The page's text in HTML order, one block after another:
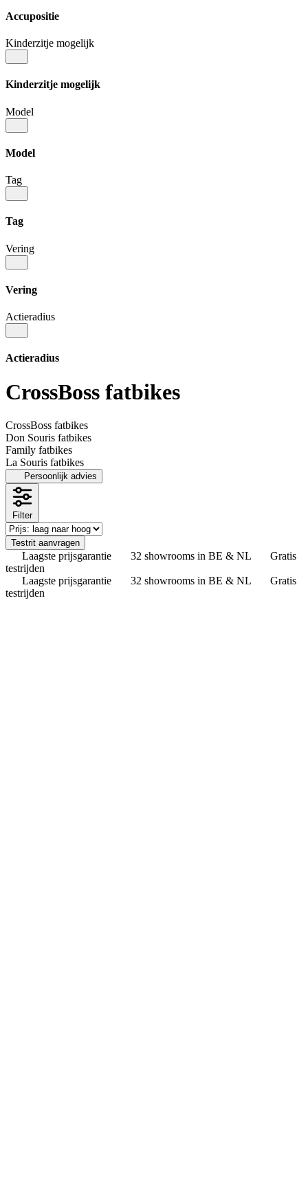
Accupositie
Kinderzitje mogelijk
Kinderzitje mogelijk
Model
Model
Tag
Tag
Vering
Vering
Actieradius
Actieradius
CrossBoss fatbikes
CrossBoss fatbikes
Don Souris fatbikes
Family fatbikes
La Souris fatbikes
Persoonlijk advies
Filter
Testrit aanvragen
Laagste prijsgarantie 32 showrooms in BE & NL
Gratis
testrijden
Laagste prijsgarantie
32 showrooms in BE & NL
Gratis
testrijden